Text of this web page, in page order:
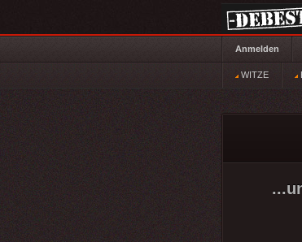
Anmelden
WITZE